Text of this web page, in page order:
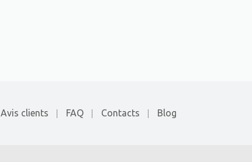
Avis clients FAQ Contacts Blog